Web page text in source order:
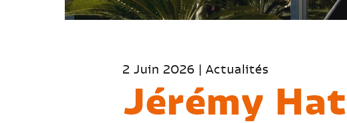
2 Juin 2026 | Actualités
Jérémy